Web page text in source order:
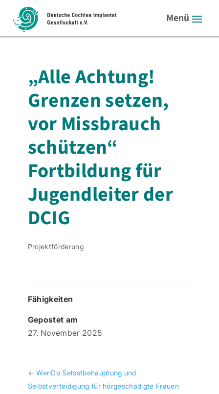
„Alle Achtung!
Grenzen setzen,
vor Missbrauch
schützen“
Fortbildung für
Jugendleiter der
DCIG
Projektförderung
Fähigkeiten
Gepostet am
27. November 2025
← WenDo Selbstbehauptung und
Selbstverteidigung für hörgeschädigte Frauen